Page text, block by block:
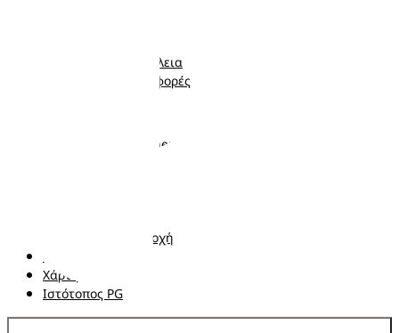
Ποιότητα και Ασφάλεια
Κουπόνια και προσφορές
Σχετικά με τα Pampers
Αλλαγή χώρα/περιοχή
Χάρτης ιστότοπου
Ιστότοπος PG